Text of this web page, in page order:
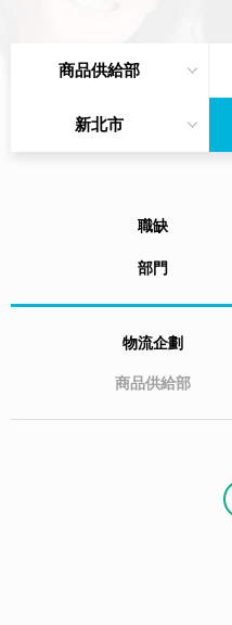
商品供給部
新北市
職缺
部門
物流企劃
商品供給部